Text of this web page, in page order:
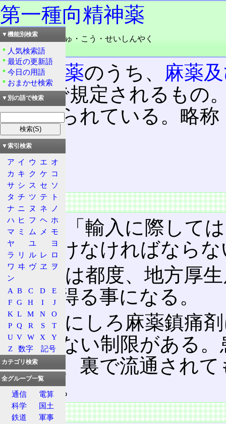
第一種向精神薬
読み：だいいっしゅ・こう・せいしんやく
品詞：名詞
向精神薬のうち、 麻薬
第1項で規定されるもの
途定められている。略称
目次
扱い
一覧
扱い
法では「輸入に際して
可を受けなければなら
実際には都度、地方厚
許可を得る事になる。
睡眠薬にしろ麻薬鎮痛
か出せない制限がある
変だが、裏で流通され
である。
一覧
▼機能別検索
人気検索語
最近の更新語
今日の用語
おまかせ検索
▼別の語で検索
▼索引検索
ア イ ウ エ オ
カ キ ク ケ コ
サ シ ス セ ソ
タ チ ツ テ
ト
ナ ニ ヌ ネ
ノ
ハ ヒ フ ヘ ホ
マ ミ ム メ
モ
ヤ
ユ
ヨ
ラ
リ ル レ ロ
ワ ヰ ヴ ヱ
ヲ
ン
A B C D
E
F G H I
J
K L M N
O
P Q R S
T
U V W X
Y
Z
数字 記号
カテゴリ検索
全グループ一覧
通信
電算
科学
国土
鉄道
軍事